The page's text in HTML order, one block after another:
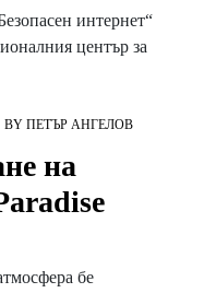
интернет“
център за
BY ПЕТЪР АНГЕЛОВ
на
бе